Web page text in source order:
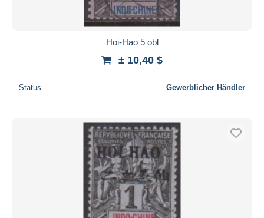
Hoi-Hao 5 obl
± 10,40 $
Status Gewerblicher Händler